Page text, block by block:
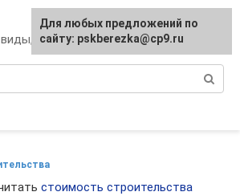
выращивание, уход
стоимость строительства
Для любых предложений по
сайту: pskberezka@cp9.ru